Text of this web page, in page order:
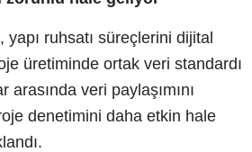
ruhsatı süreçlerini dijital
üretiminde ortak veri standardı
veri paylaşımını
denetimini daha etkin hale